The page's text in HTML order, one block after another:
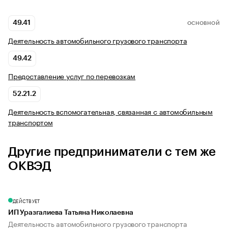
49.41 ОСНОВНОЙ
Деятельность автомобильного грузового транспорта
49.42
Предоставление услуг по перевозкам
52.21.2
Деятельность вспомогательная, связанная с автомобильным
транспортом
Другие предприниматели с тем же
ОКВЭД
ДЕЙСТВУЕТ
ИП Уразгалиева Татьяна Николаевна
Деятельность автомобильного грузового транспорта